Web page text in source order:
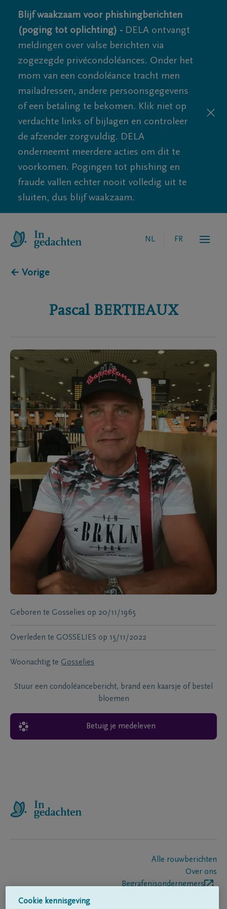
Blijf waakzaam voor phishingberichten
(poging tot oplichting) - DELA ontvangt
meldingen over valse berichten via
zogezegde privécondoléances. Onder het
mom van een condoléance tracht men
mailadressen, andere persoonsgegevens
of een betaling te bekomen. Klik niet op
verdachte links of bijlagen en controleer
de afzender zorgvuldig. DELA
onderneemt meerdere acties om dit te
voorkomen. Pogingen tot phishing en
fraude vallen echter nooit volledig uit te
sluiten, dus blijf waakzaam.
NL FR
← Vorige
Pascal BERTIEAUX
Geboren te Gosselies op 20/11/1965
Overleden te GOSSELIES op 15/11/2022
Woonachtig te Gosselies
Stuur een condoléancebericht, brand een kaarsje of bestel
bloemen
Betuig je medeleven
Alle rouwberichten
Over ons
Begrafenisondernemers
Cookie kennisgeving